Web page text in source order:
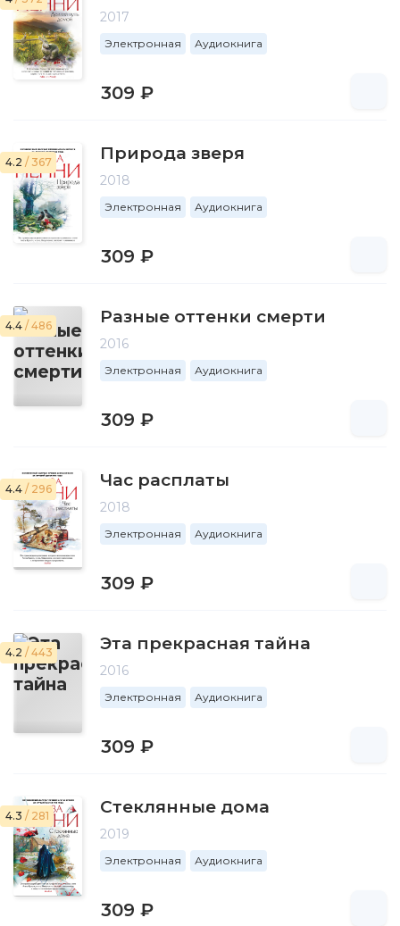
2017
Электронная Аудиокнига
309 ₽
4.2 / 367 Природа зверя
2018
Электронная Аудиокнига
309 ₽
4.4 / 486 Разные оттенки смерти
2016
Электронная Аудиокнига
309 ₽
4.4 / 296 Час расплаты
2018
Электронная Аудиокнига
309 ₽
4.2 / 443 Эта прекрасная тайна
2016
Электронная Аудиокнига
309 ₽
4.3 / 281 Стеклянные дома
2019
Электронная Аудиокнига
309 ₽